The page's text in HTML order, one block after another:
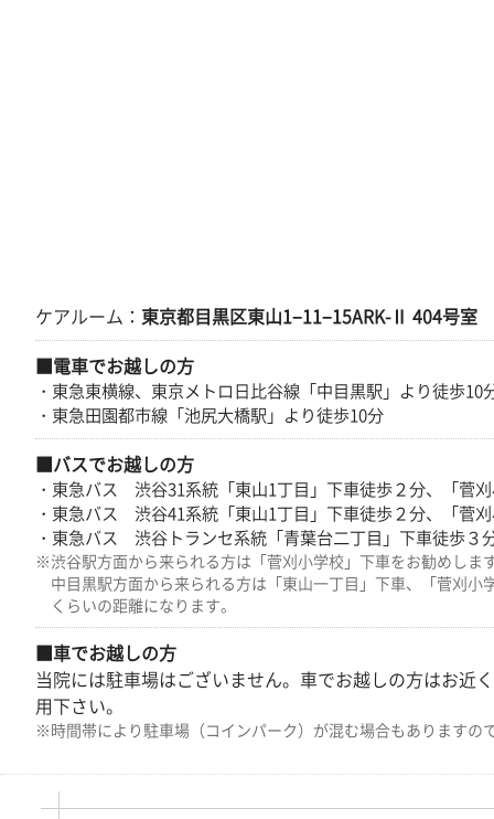
ケアルーム： 東京都目黒区東山1−11−15ARK-Ⅱ 404号室
■電車でお越しの方
・東急東横線、東京メトロ日比谷線「中目黒駅」より徒歩10
・東急田園都市線「池尻大橋駅」より徒歩10分
■バスでお越しの方
・東急バス 渋谷31系統「東山1丁目」下車徒歩２分、「菅
・東急バス 渋谷41系統「東山1丁目」下車徒歩２分、「菅
・東急バス 渋谷トランセ系統「青葉台二丁目」下車徒歩３
※渋谷駅方面から来られる方は「菅刈小学校」下車をお勧めしま
中目黒駅方面から来られる方は「東山一丁目」下車、「菅刈小
くらいの距離になります。
■車でお越しの方
当院には駐車場はございません。車でお越しの方はお近
用下さい。
※時間帯により駐車場（コインパーク）が混む場合もありますの